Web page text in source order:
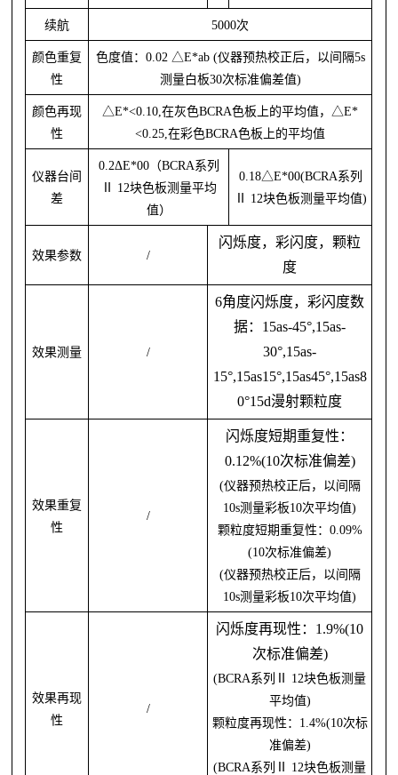
续航 5000次
颜色重复
性
色度值： 0.02 △E*ab (仪器预热校正后，以间隔5s
测量白板30次标准偏差值)
颜色再现
性
△E*<0.10,在灰色BCRA色板上的平均值，△E*
<0.25,在彩色BCRA色板上的平均值
仪器台间
差
0.2ΔE*00（BCRA系列
Ⅱ 12块色板测量平均
值）
0.18△E*00(BCRA系列
Ⅱ 12块色板测量平均值)
效果参数 /
闪烁度，彩闪度，颗粒
度
效果测量 /
6角度闪烁度，彩闪度数
据：15as-45°,15as-
30°,15as-
15°,15as15°,15as45°,15as8
0°15d漫射颗粒度
效果重复
性
/
闪烁度短期重复性：
0.12%(10次标准偏差)
(仪器预热校正后，以间隔
10s测量彩板10次平均值)
颗粒度短期重复性： 0.09%
(10次标准偏差)
(仪器预热校正后，以间隔
10s测量彩板10次平均值)
效果再现
性
/
闪烁度再现性： 1.9%(10
次标准偏差)
(BCRA系列Ⅱ 12块色板测量
平均值)
颗粒度再现性： 1.4%(10次标
准偏差)
(BCRA系列Ⅱ 12块色板测量